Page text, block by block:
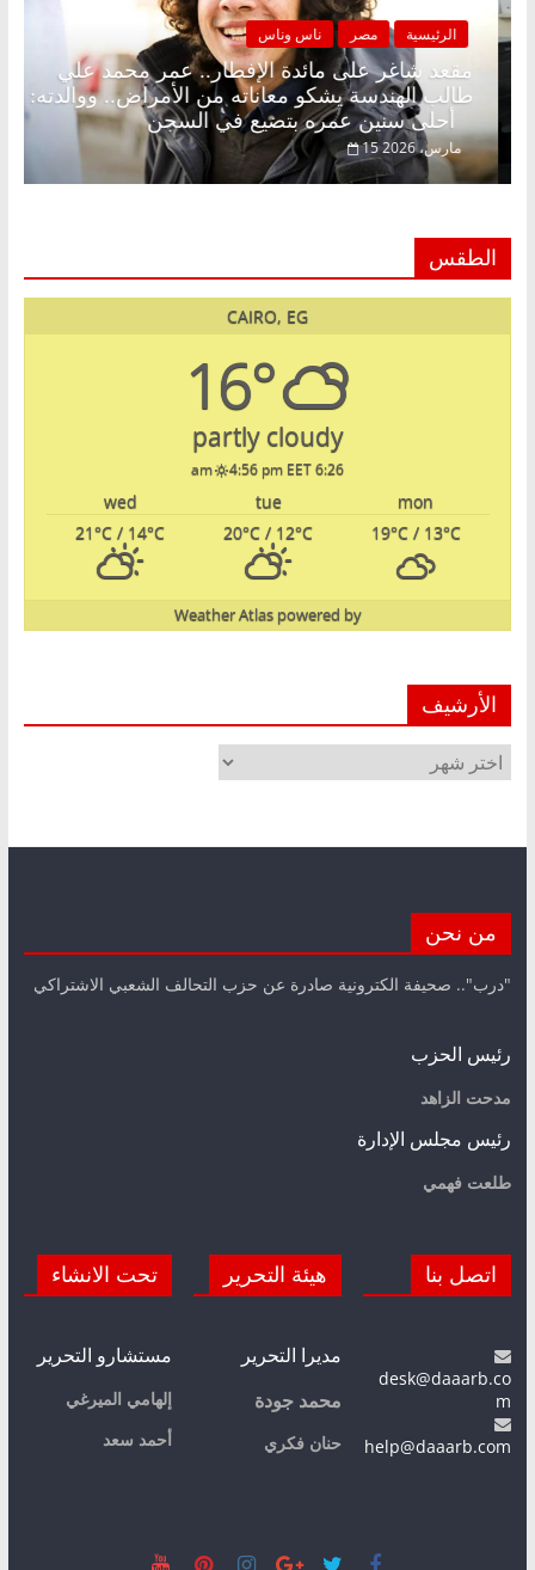
الرئيسية مصر
مقعد شاغر على مائدة الإفطار..
طالب الهندسة يشكو معاناته من
أحلى سنين عمره بتضيع في السجن
15 مارس، 2026
بلا زينة رمضان.. د.
في انتظار حلم
الطقس
CAIRO, EG
16°
partly cloudy
6:26 am
4:56 pm EET
mon
tue
wed
19°C/ 13°C
20°C / 12°C
21°C / 14°C
powered by
Weather Atlas
الأرشيف
الأرشيف
من نحن
"درب".. صحيفة الكترونية صادرة عن حزب التحالف الشعبي الاشتراكي
رئيس الحزب
مدحت الزاهد
رئيس مجلس الإدارة
طلعت فهمي
اتصل بنا
desk@daaarb.co
m
help@daaarb.com
هيئة التحرير
مديرا التحرير
محمد جودة
حنان فكري
تحت الانشاء
مستشارو التحرير
إلهامي الميرغي
أحمد سعد